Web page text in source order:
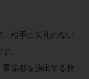
相手に失礼のない
。
季節感を演出する挨